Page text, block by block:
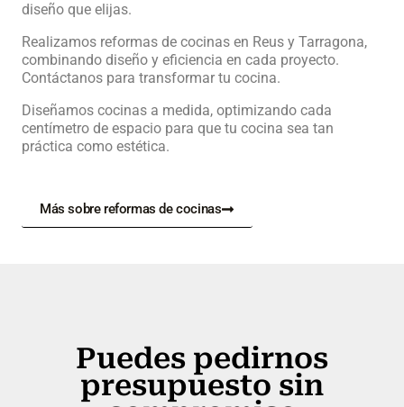
diseño que elijas.
Realizamos reformas de cocinas en Reus y Tarragona,
combinando diseño y eficiencia en cada proyecto.
Contáctanos para transformar tu cocina.
Diseñamos cocinas a medida, optimizando cada
centímetro de espacio para que tu cocina sea tan
práctica como estética.
Más sobre reformas de cocinas
Puedes pedirnos
presupuesto sin